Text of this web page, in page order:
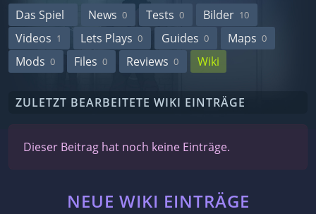
Das Spiel News 0 Tests 0 Bilder 10
Videos 1 Lets Plays 0 Guides 0 Maps 0
Mods 0 Files 0 Reviews 0 Wiki
ZULETZT BEARBEITETE WIKI EINTRÄGE
Dieser Beitrag hat noch keine Einträge.
NEUE WIKI EINTRÄGE